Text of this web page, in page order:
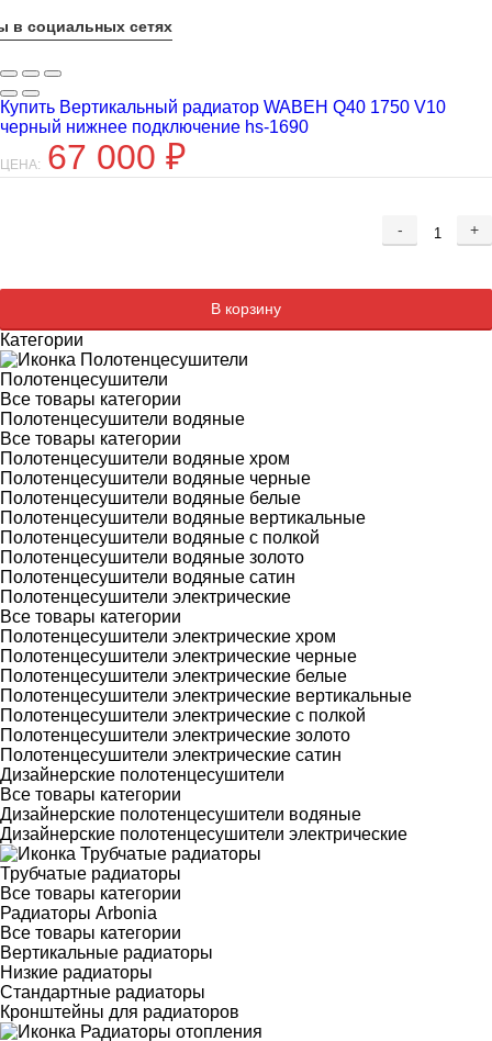
в социальных сетях
Купить Вертикальный радиатор WABEH Q40 1750 V10
черный нижнее подключение hs-1690
ЦЕНА: 67 000 ₽
- +
В корзину
Категории
Полотенцесушители
Все товары категории
Полотенцесушители водяные
Все товары категории
Полотенцесушители водяные хром
Полотенцесушители водяные черные
Полотенцесушители водяные белые
Полотенцесушители водяные вертикальные
Полотенцесушители водяные с полкой
Полотенцесушители водяные золото
Полотенцесушители водяные сатин
Полотенцесушители электрические
Все товары категории
Полотенцесушители электрические хром
Полотенцесушители электрические черные
Полотенцесушители электрические белые
Полотенцесушители электрические вертикальные
Полотенцесушители электрические с полкой
Полотенцесушители электрические золото
Полотенцесушители электрические сатин
Дизайнерские полотенцесушители
Все товары категории
Дизайнерские полотенцесушители водяные
Дизайнерские полотенцесушители электрические
Трубчатые радиаторы
Все товары категории
Радиаторы Arbonia
Все товары категории
Вертикальные радиаторы
Низкие радиаторы
Стандартные радиаторы
Кронштейны для радиаторов